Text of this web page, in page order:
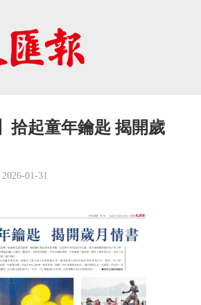
拾起童年鑰匙 揭開歲
2026-01-31